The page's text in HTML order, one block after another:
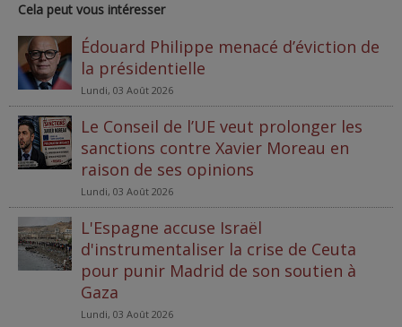
Cela peut vous intéresser
Édouard Philippe menacé d’éviction de
la présidentielle
Lundi, 03 Août 2026
Le Conseil de l’UE veut prolonger les
sanctions contre Xavier Moreau en
raison de ses opinions
Lundi, 03 Août 2026
L'Espagne accuse Israël
d'instrumentaliser la crise de Ceuta
pour punir Madrid de son soutien à
Gaza
Lundi, 03 Août 2026